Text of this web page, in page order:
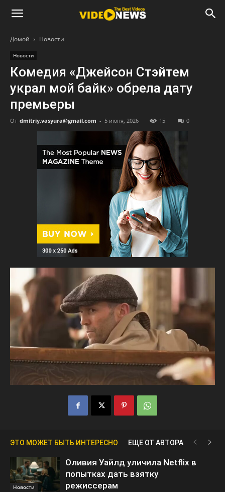
Домой Новости
Новости
Комедия «Джейсон Стэйтем
украл мой байк» обрела дату
премьеры
От dmitriy.vasyura@gmail.com - 5 июня, 2026 15 0
ЭТО МОЖЕТ БЫТЬ ИНТЕРЕСНО ЕЩЕ ОТ АВТОРА
Новости
Оливия Уайлд уличила Netflix в
попытках дать взятку
режиссерам